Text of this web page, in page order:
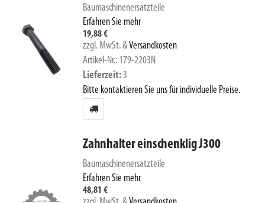
Baumaschinenersatzteile
Erfahren Sie mehr
19,88 €
zzgl. MwSt.&Versandkosten
Artikel-Nr.: 179-2203N
Lieferzeit 3
Bitte kontaktieren Sie uns für individuelle Preise.
Zahnhalter einschenklig J300
Baumaschinenersatzteile
Erfahren Sie mehr
48,81 €